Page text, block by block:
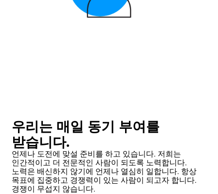
우리는 매일 동기 부여를
받습니다.
언제나 도전에 맞설 준비를 하고 있습니다. 저희는
인간적이고 더 전문적인 사람이 되도록 노력합니다.
노력은 배신하지 않기에 언제나 열심히 일합니다. 항상
목표에 집중하고 경쟁력이 있는 사람이 되고자 합니다.
경쟁이 무섭지 않습니다.